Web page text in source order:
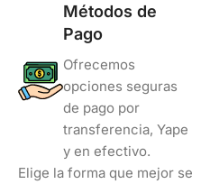
Métodos de
Pago
Ofrecemos
opciones seguras
de pago por
transferencia, Yape
y en efectivo.
Elige la forma que mejor se